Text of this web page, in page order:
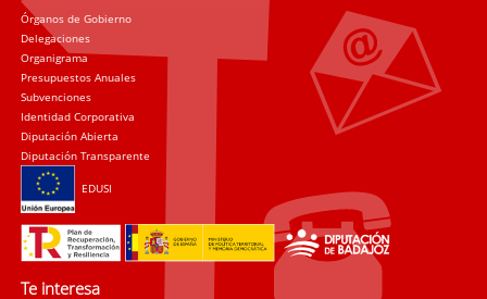
Órganos de Gobierno
Delegaciones
Organigrama
Presupuestos Anuales
Subvenciones
Identidad Corporativa
Diputación Abierta
Diputación Transparente
EDUSI
Te interesa